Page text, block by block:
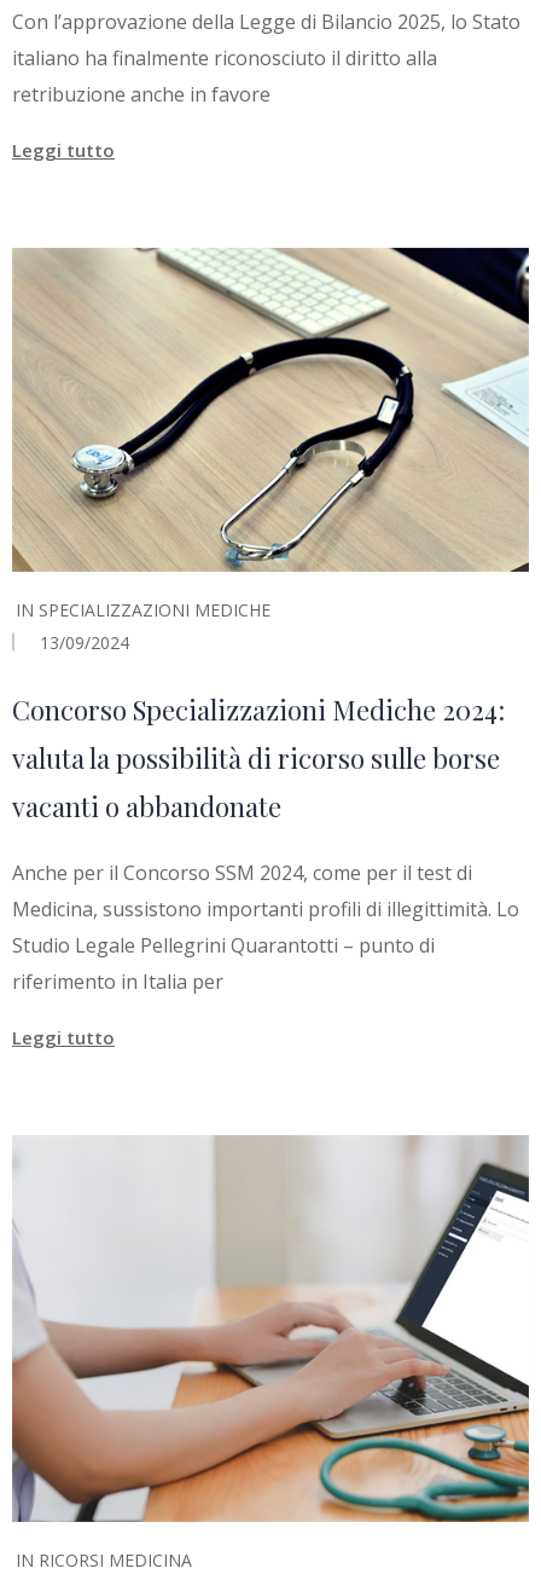
Con l’approvazione della Legge di Bilancio 2025, lo Stato
italiano ha finalmente riconosciuto il diritto alla
retribuzione anche in favore
Leggi tutto
IN SPECIALIZZAZIONI MEDICHE
13/09/2024
Concorso Specializzazioni Mediche 2024:
valuta la possibilità di ricorso sulle borse
vacanti o abbandonate
Anche per il Concorso SSM 2024, come per il test di
Medicina, sussistono importanti profili di illegittimità. Lo
Studio Legale Pellegrini Quarantotti – punto di
riferimento in Italia per
Leggi tutto
IN RICORSI MEDICINA